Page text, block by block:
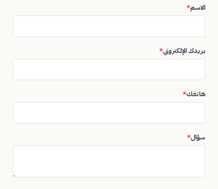
الاسم*
بريدك الإلكتروني*
هاتفك*
سؤال*